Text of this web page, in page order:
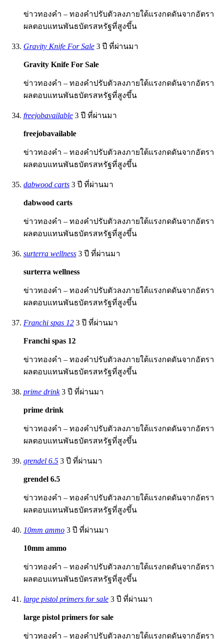
ข่าวทองคำ – ทองคำปรับตัวลงภายใต้แรงกดดันจากอัตรา
ผลตอบแทนพันธบัตรสหรัฐที่สูงขึ้น
Gravity Knife For Sale 3 ปี ที่ผ่านมา
Gravity Knife For Sale
ข่าวทองคำ – ทองคำปรับตัวลงภายใต้แรงกดดันจากอัตรา
ผลตอบแทนพันธบัตรสหรัฐที่สูงขึ้น
freejobavailable 3 ปี ที่ผ่านมา
freejobavailable
ข่าวทองคำ – ทองคำปรับตัวลงภายใต้แรงกดดันจากอัตรา
ผลตอบแทนพันธบัตรสหรัฐที่สูงขึ้น
dabwood carts 3 ปี ที่ผ่านมา
dabwood carts
ข่าวทองคำ – ทองคำปรับตัวลงภายใต้แรงกดดันจากอัตรา
ผลตอบแทนพันธบัตรสหรัฐที่สูงขึ้น
surterra wellness 3 ปี ที่ผ่านมา
surterra wellness
ข่าวทองคำ – ทองคำปรับตัวลงภายใต้แรงกดดันจากอัตรา
ผลตอบแทนพันธบัตรสหรัฐที่สูงขึ้น
Franchi spas 12 3 ปี ที่ผ่านมา
Franchi spas 12
ข่าวทองคำ – ทองคำปรับตัวลงภายใต้แรงกดดันจากอัตรา
ผลตอบแทนพันธบัตรสหรัฐที่สูงขึ้น
prime drink 3 ปี ที่ผ่านมา
prime drink
ข่าวทองคำ – ทองคำปรับตัวลงภายใต้แรงกดดันจากอัตรา
ผลตอบแทนพันธบัตรสหรัฐที่สูงขึ้น
grendel 6.5 3 ปี ที่ผ่านมา
grendel 6.5
ข่าวทองคำ – ทองคำปรับตัวลงภายใต้แรงกดดันจากอัตรา
ผลตอบแทนพันธบัตรสหรัฐที่สูงขึ้น
10mm ammo 3 ปี ที่ผ่านมา
10mm ammo
ข่าวทองคำ – ทองคำปรับตัวลงภายใต้แรงกดดันจากอัตรา
ผลตอบแทนพันธบัตรสหรัฐที่สูงขึ้น
large pistol primers for sale 3 ปี ที่ผ่านมา
large pistol primers for sale
ข่าวทองคำ – ทองคำปรับตัวลงภายใต้แรงกดดันจากอัตรา